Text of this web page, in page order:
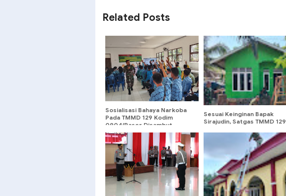
Related Posts
Sosialisasi Bahaya Narkoba
Pada TMMD 129 Kodim
0904/Paser Disambut
Positif
Sesuai Keinginan Bapak
Sirajudin, Satgas TMMD 129